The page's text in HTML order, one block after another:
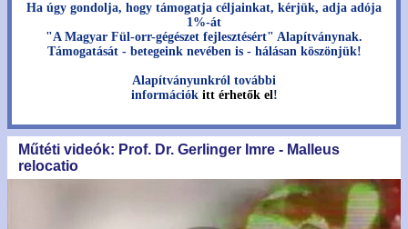
Ha úgy gondolja, hogy támogatja céljainkat, kérjük, adja adója
1%-át
"A Magyar Fül-orr-gégészet fejlesztésért" Alapítványnak.
Támogatását - betegeink nevében is - hálásan köszönjük!
Alapítványunkról további
információk itt érhetők el!
Műtéti videók: Prof. Dr. Gerlinger Imre - Malleus
relocatio